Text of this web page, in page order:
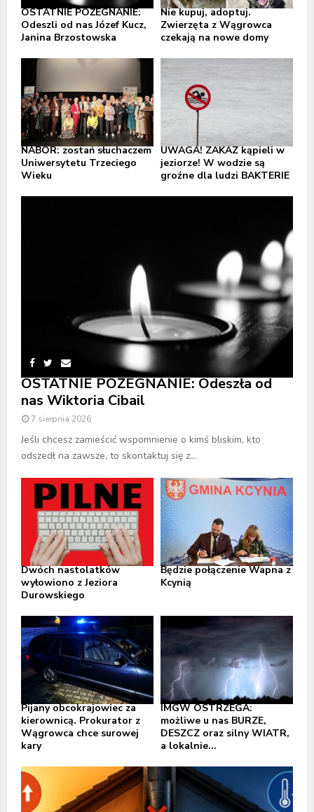
OSTATNIE POŻEGNANIE:
Odeszli od nas Józef Kucz,
Janina Brzostowska
Nie kupuj, adoptuj.
Zwierzęta z Wągrowca
czekają na nowe domy
NABÓR: zostań słuchaczem
Uniwersytetu Trzeciego
Wieku
UWAGA! ZAKAZ kąpieli w
jeziorze! W wodzie są
groźne dla ludzi BAKTERIE
OSTATNIE POŻEGNANIE: Odeszła od
nas Wiktoria Cibail
7 sierpnia 2026
Jeśli chcesz zamieścić wspomnienie o kimś bliskim, kto
odszedł na zawsze, to skontaktuj się z...
Dwóch nastolatków
wyłowiono z Jeziora
Durowskiego
Będzie połączenie Wapna z
Kcynią
Pijany obcokrajowiec za
kierownicą. Prokurator z
Wągrowca chce surowej
kary
IMGW OSTRZEGA:
możliwe u nas BURZE,
DESZCZ oraz silny WIATR,
a lokalnie...